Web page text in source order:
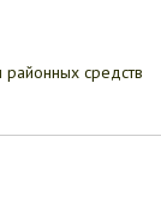
средств